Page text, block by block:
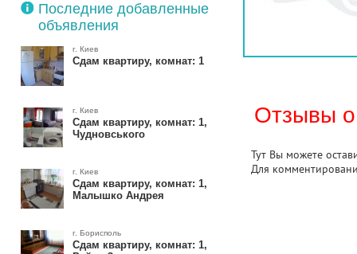
Последние добавленные
объявления
г. Киев
Сдам квартиру, комнат: 1
г. Киев
Сдам квартиру, комнат: 1,
Чудновського
г. Киев
Сдам квартиру, комнат: 1,
Малышко Андрея
г. Борисполь
Сдам квартиру, комнат: 1,
Отзывы о
Тут Вы можете
Для